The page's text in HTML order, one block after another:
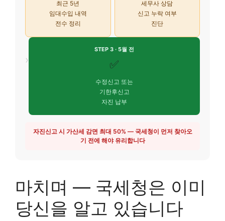
최근 5년
임대수입 내역
전수 정리
세무사 상담
신고 누락 여부
진단
›
STEP 3 · 5월 전
✅
수정신고 또는
기한후신고
자진 납부
자진신고 시 가산세 감면 최대 50% — 국세청이 먼저 찾아오
기 전에 해야 유리합니다
마치며 — 국세청은 이미
당신을 알고 있습니다